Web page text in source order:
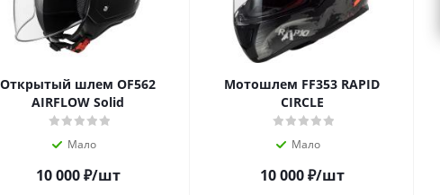
Открытый шлем OF562
AIRFLOW Solid
Мало
10 000₽/шт
Мотошлем FF353 RAPID
CIRCLE
Мало
10 000₽/шт